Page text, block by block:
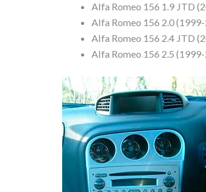
Alfa Romeo 156 1.9 JTD
Alfa Romeo 156 2.0
Alfa Romeo 156 2.4 JTD
Alfa Romeo 156 2.5